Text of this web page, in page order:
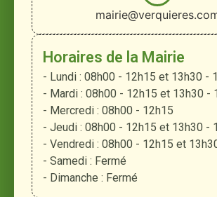
Horaires de la Mairie
- Lundi : 08h00 - 12h15 et 13h30 -
- Mardi : 08h00 - 12h15 et 13h30 -
- Mercredi : 08h00 - 12h15
- Jeudi : 08h00 - 12h15 et 13h30 -
- Vendredi : 08h00 - 12h15 et
- Samedi : Fermé
- Dimanche : Fermé